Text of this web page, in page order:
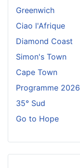
Greenwich
Ciao l'Afrique
Diamond Coast
Simon's Town
Cape Town
Programme 2026
35° Sud
Go to Hope